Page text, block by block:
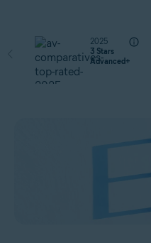
2025
3 Stars
Advanced+